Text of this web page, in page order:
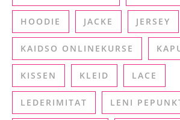
HOODIE JACKE JERSEY
KAIDSO ONLINEKURSE
KISSEN KLEID LACE
LEDERIMITAT LENI